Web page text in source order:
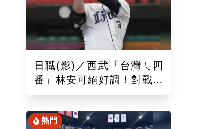
日職(影)／西武「台灣ㄟ四
番」林安可絕好調！對戰軟
銀敲二壘長打連2場敲安
熱門